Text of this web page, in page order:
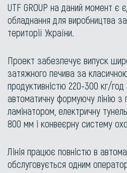
UTF GROUP на даний момент є
обладнання для виробництва
території України.
Проект забезпечує випуск
затяжного печива за
продуктивністю 220-300 кг/
автоматичну формуючу лінію з
ламінатором, електричну
800 мм і конвеєрну систему
Лінія працює повністю в
обслуговується одним